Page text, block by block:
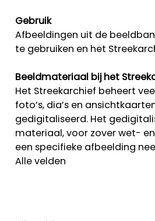
Gebruik
Afbeeldingen uit de
te gebruiken en het
Beeldmateriaal bij het
Het Streekarchief beheert
foto’s, dia’s en
gedigitaliseerd. Het
materiaal, voor zover wet-
een specifieke afbeelding
Alle velden